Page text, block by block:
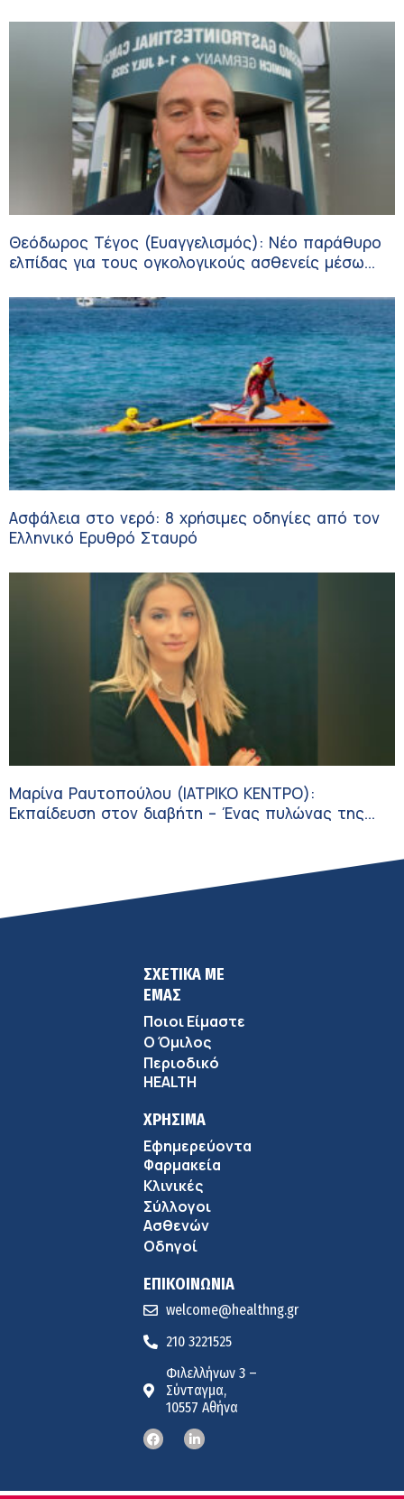
Θεόδωρος Τέγος (Ευαγγελισμός): Νέο παράθυρο
ελπίδας για τους ογκολογικούς ασθενείς μέσω
Ασφάλεια στο νερό: 8 χρήσιμες οδηγίες από τον
Ελληνικό Ερυθρό Σταυρό
Μαρίνα Ραυτοπούλου (ΙΑΤΡΙΚΟ ΚΕΝΤΡΟ):
Εκπαίδευση στον διαβήτη – Ένας πυλώνας της
ΣΧΕΤΙΚΑ ΜΕ
ΕΜΑΣ
Ποιοι Είμαστε
Ο Όμιλος
Περιοδικό
HEALTH
ΧΡΗΣΙΜΑ
Εφημερεύοντα
Φαρμακεία
Κλινικές
Σύλλογοι
Ασθενών
Οδηγοί
ΕΠΙΚΟΙΝΩΝΙΑ
welcome@healthng.gr
210 3221525
Φιλελλήνων 3 –
Σύνταγμα,
10557 Αθήνα